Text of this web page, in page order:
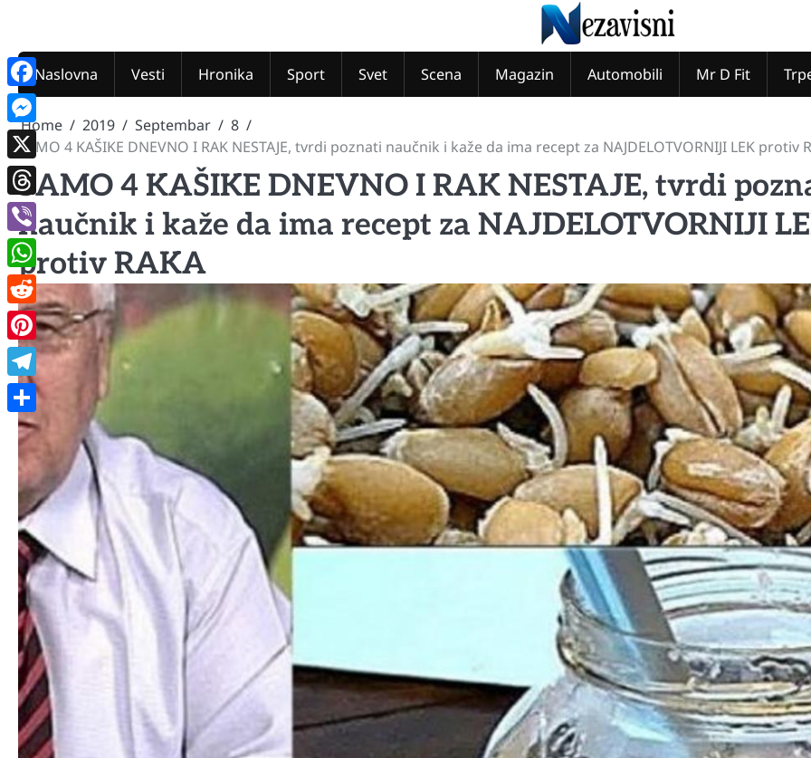
content
Naslovna
Vesti Hronika Sport Svet Scena Magazin Automobili Mr D Fit
Home 2019 Septembar
8
SAMO 4 KAŠIKE DNEVNO I RAK NESTAJE, tvrdi poznati naučnik i kaže da ima recept za NAJDELOTVORNIJI LEK protiv
SAMO 4 KAŠIKE DNEVNO I RAK NESTAJE, tvrdi
naučnik i kaže da ima recept za NAJDELOTVORNIJI
protiv RAKA
Facebook
Messenger
X
Threads
Viber
WhatsApp
Reddit
Pinterest
Telegram
Share